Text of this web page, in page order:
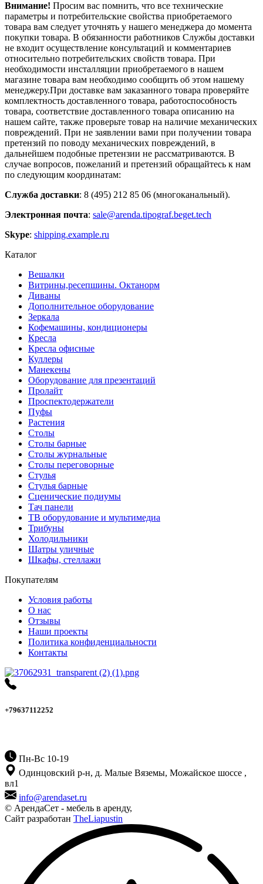
Внимание! Просим вас помнить, что все технические
параметры и потребительские свойства приобретаемого
товара вам следует уточнять у нашего менеджера до момента
покупки товара. В обязанности работников Службы доставки
не входит осуществление консультаций и комментариев
относительно потребительских свойств товара. При
необходимости инсталляции приобретаемого в нашем
магазине товара вам необходимо сообщить об этом нашему
менеджеру.При доставке вам заказанного товара проверяйте
комплектность доставленного товара, работоспособность
товара, соответствие доставленного товара описанию на
нашем сайте, также проверьте товар на наличие механических
повреждений. При не заявлении вами при получении товара
претензий по поводу механических повреждений, в
дальнейшем подобные претензии не рассматриваются. В
случае вопросов, пожеланий и претензий обращайтесь к нам
по следующим координатам:
Служба доставки: 8 (495) 212 85 06 (многоканальный).
Электронная почта: sale@arenda.tipograf.beget.tech
Skype: shipping.example.ru
Каталог
Вешалки
Витрины,ресепшины. Октанорм
Диваны
Дополнительное оборудование
Зеркала
Кофемашины, кондиционеры
Кресла
Кресла офисные
Куллеры
Манекены
Оборудование для презентаций
Пролайт
Проспектодержатели
Пуфы
Растения
Столы
Столы барные
Столы журнальные
Столы переговорные
Стулья
Стулья барные
Сценические подиумы
Тач панели
ТВ оборудование и мультимедиа
Трибуны
Холодильники
Шатры уличные
Шкафы, стеллажи
Покупателям
Условия работы
О нас
Отзывы
Наши проекты
Политика конфиденциальности
Контакты
+79637112252
Пн-Вс 10-19
Одинцовский р-н, д. Малые Вяземы, Можайское шоссе ,
вл1
info@arendaset.ru
© АрендаСет - мебель в аренду,
Сайт разработан TheLiapustin